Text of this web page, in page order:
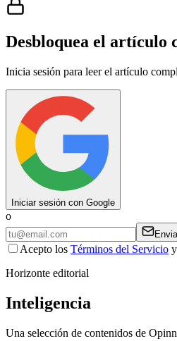
Desbloquea el artículo
Inicia sesión para leer el artículo
Iniciar sesión con Google
o
Acepto los Términos del Servicio
Horizonte editorial
Inteligencia
Una selección de contenidos de